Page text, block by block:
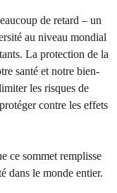
de retard – un
au niveau mondial
La protection de la
santé et notre bien-
les risques de
contre les effets
ce sommet remplisse
dans le monde entier.